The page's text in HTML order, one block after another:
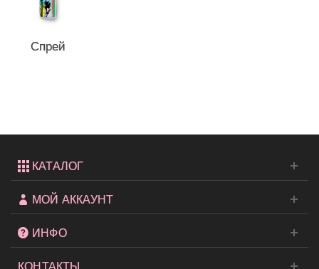
Спрей
КАТАЛОГ
МОЙ АККАУНТ
ИНФО
КОНТАКТЫ